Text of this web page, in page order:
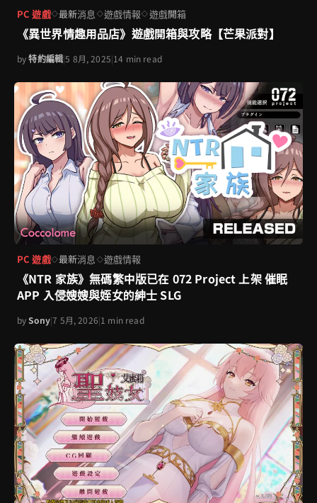
PC 遊戲◇最新消息 ◇遊戲情報◇遊戲開箱
《異世界情趣用品店》遊戲開箱與攻略【芒果派對】
by特約編輯|5 8月, 2025|14 min read
PC 遊戲◇最新消息 ◇遊戲情報
《NTR 家族》無碼繁中版已在 072 Project 上架 催眠
APP 入侵嫂嫂與姪女的紳士 SLG
bySony|7 5月, 2026|1 min read